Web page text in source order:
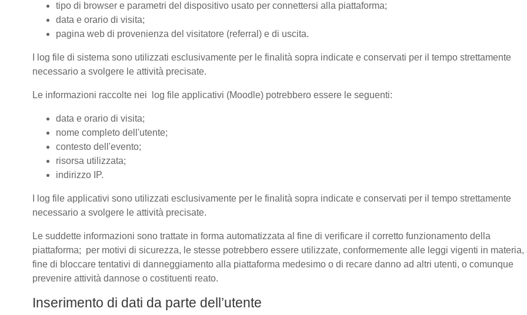
tipo di browser e parametri del dispositivo usato per connettersi alla piattaforma;
data e orario di visita;
pagina web di provenienza del visitatore (referral) e di uscita.
I log file di sistema sono utilizzati esclusivamente per le finalità sopra indicate e conservati per il tempo strettamente
necessario a svolgere le attività precisate.
Le informazioni raccolte nei log file applicativi (Moodle) potrebbero essere le seguenti:
data e orario di visita;
nome completo dell'utente;
contesto dell'evento;
risorsa utilizzata;
indirizzo IP.
I log file applicativi sono utilizzati esclusivamente per le finalità sopra indicate e conservati per il tempo strettamente
necessario a svolgere le attività precisate.
Le suddette informazioni sono trattate in forma automatizzata al fine di verificare il corretto funzionamento della
piattaforma; per motivi di sicurezza, le stesse potrebbero essere utilizzate, conformemente alle leggi vigenti in materia,
fine di bloccare tentativi di danneggiamento alla piattaforma medesimo o di recare danno ad altri utenti, o comunque
prevenire attività dannose o costituenti reato.
Inserimento di dati da parte dell’utente